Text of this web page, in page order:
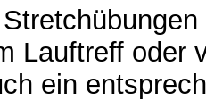
Lauftreff oder
ein